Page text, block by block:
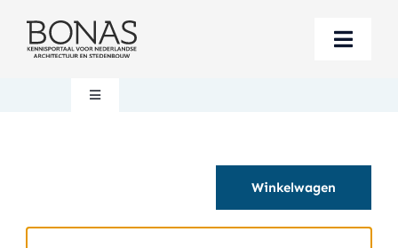
naar
Toggle
BerichtenToggle
Winkelwagen